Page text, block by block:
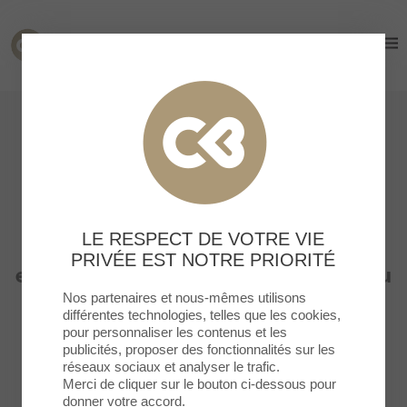
Cormontreuil
RECEVEZ TOUTES LES
DERNIÈRES ACTUALITÉS DE
VOTRE CENTRE !
Inscrivez-vous à notre newsletter
et suivez les dernières informations du
centre, nos bons plans et tous nos
événements.
LE RESPECT DE VOTRE VIE
PRIVÉE EST NOTRE PRIORITÉ
Nos partenaires et nous-mêmes utilisons
différentes technologies, telles que les cookies,
pour personnaliser les contenus et les
publicités, proposer des fonctionnalités sur les
réseaux sociaux et analyser le trafic.
Merci de cliquer sur le bouton ci-dessous pour
donner votre accord.